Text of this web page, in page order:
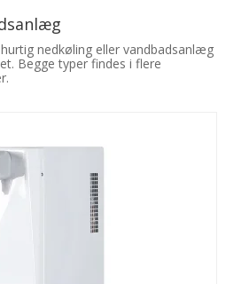
nedkøling eller vandbadsanlæg
Begge typer findes i flere